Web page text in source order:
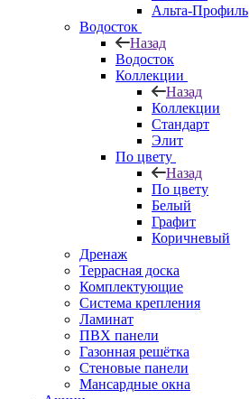
Альта-Профиль
Водосток
Назад
Водосток
Коллекции
Назад
Коллекции
Стандарт
Элит
По цвету
Назад
По цвету
Белый
Графит
Коричневый
Дренаж
Террасная доска
Комплектующие
Система крепления
Ламинат
ПВХ панели
Газонная решётка
Стеновые панели
Мансардные окна